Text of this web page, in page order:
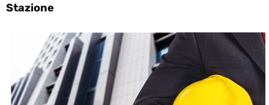
Stazione